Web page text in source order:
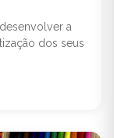
a
dos seus